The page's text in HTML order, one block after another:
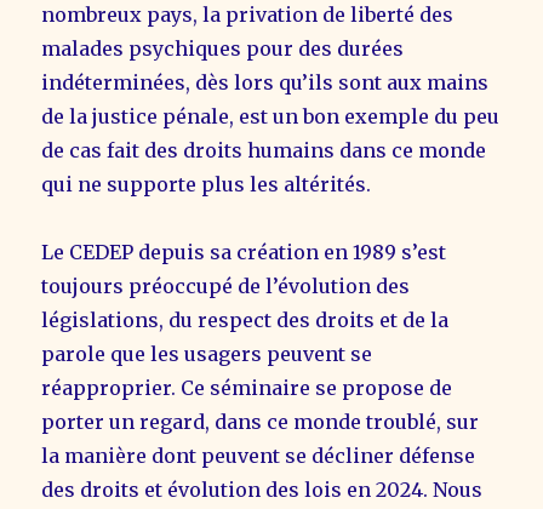
nombreux pays, la privation de liberté des
malades psychiques pour des durées
indéterminées, dès lors qu’ils sont aux mains
de la justice pénale, est un bon exemple du peu
de cas fait des droits humains dans ce monde
qui ne supporte plus les altérités.
Le CEDEP depuis sa création en 1989 s’est
toujours préoccupé de l’évolution des
législations, du respect des droits et de la
parole que les usagers peuvent se
réapproprier. Ce séminaire se propose de
porter un regard, dans ce monde troublé, sur
la manière dont peuvent se décliner défense
des droits et évolution des lois en 2024. Nous